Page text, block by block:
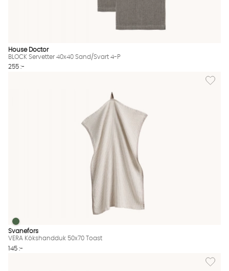
House Doctor
BLOCK Servetter 40x40 Sand/Svart 4-P
255 :-
Lägg
VERA Kökshandduk 50x70 Toast Finns även i dessa färger:
VERA Kökshandduk 50x70 Toast
Svanefors
VERA Kökshandduk 50x70 Toast
145 :-
Lägg